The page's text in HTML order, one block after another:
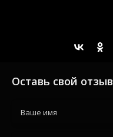
Оставь свой отзыв